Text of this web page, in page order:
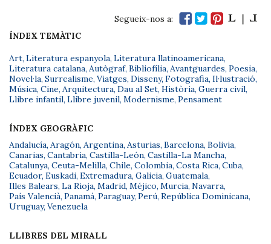
Segueix-nos a:
ÍNDEX TEMÀTIC
Art, Literatura espanyola, Literatura llatinoamericana,
Literatura catalana, Autògraf, Bibliofília, Avantguardes, Poesia,
Novel·la, Surrealisme, Viatges, Disseny, Fotografia, Il·lustració,
Música, Cine, Arquitectura, Dau al Set, Història, Guerra civil,
Llibre infantil, Llibre juvenil, Modernisme, Pensament
ÍNDEX GEOGRÀFIC
Andalucía, Aragón, Argentina, Asturias, Barcelona, Bolivia,
Canarias, Cantabria, Castilla-León, Castilla-La Mancha,
Catalunya, Ceuta-Melilla, Chile, Colombia, Costa Rica, Cuba,
Ecuador, Euskadi, Extremadura, Galicia, Guatemala,
Illes Balears, La Rioja, Madrid, Méjico, Murcia, Navarra,
País Valencià, Panamá, Paraguay, Perú, República Dominicana,
Uruguay, Venezuela
LLIBRES DEL MIRALL